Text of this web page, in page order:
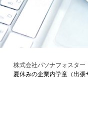
株式会社パソナフォスター
夏休みの企業内学童（出